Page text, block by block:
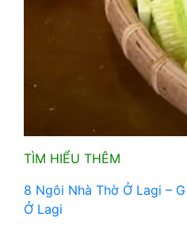
TÌM HIỂU THÊM
8 Ngôi Nhà Thờ Ở Lagi –
Ở Lagi